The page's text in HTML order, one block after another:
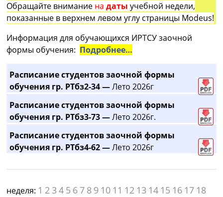
Обращайте внимание на датыучебной недели,
показанные в верхнем левом углу страницы Modeus!
Информация для обучающихся ИРТСУ заочной
формы обучения: Подробнее…
Расписание студентов заочной формы
обучения гр. РТбз2-34 —Лето 2026г
Расписание студентов заочной формы
обучения гр. РТбз3-73 —Лето 2026г.
Расписание студентов заочной формы
обучения гр. РТбз4-62 —Лето 2026г
неделя: 1 2 3 4 5 6 7 8 9 10 11 12 13 14 15 16 17 18